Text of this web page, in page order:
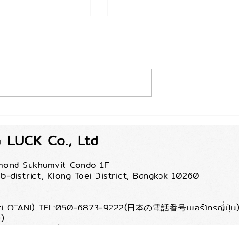
LUCK Co., Ltd
Sukhumvit Condo 1F
district, Klong Toei District, Bangkok 10260
OTANI) TEL:050-6873-9222(日本の電話番号เบอร์โทรญี่ปุ่น)